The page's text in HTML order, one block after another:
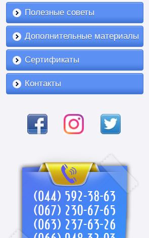
Полезные советы
Дополнительные материалы
Сертификаты
Контакты